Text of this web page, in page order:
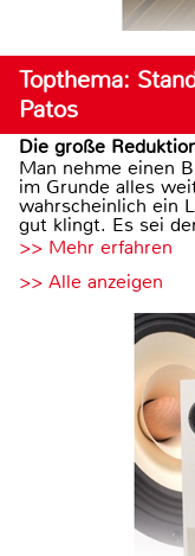
Topthema:
Patos
Die große
Man nehme einen
im Grunde alles
wahrscheinlich ein
gut klingt. Es sei
>> Mehr erfahren
>> Alle anzeigen